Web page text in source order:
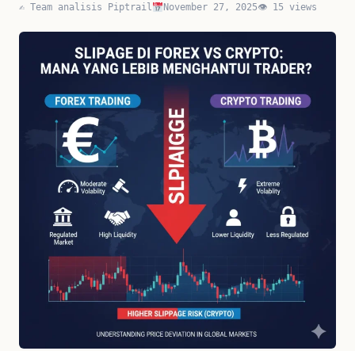
✍️ Team analisis Piptrail November 27, 2025👁 15 views